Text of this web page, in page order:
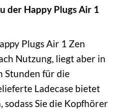
der Happy Plugs Air 1
Plugs Air 1 Zen
Nutzung, liegt aber in
Stunden für die
Ladecase bietet
sodass Sie die Kopfhörer